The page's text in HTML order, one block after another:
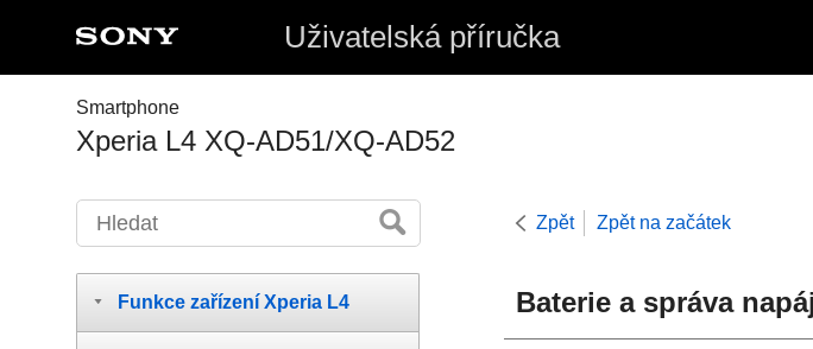
Uživatelská příručka
Smartphone
Xperia L4 XQ-AD51/XQ-AD52
Zpět Zpět na začátek
Baterie a správa
Funkce zařízení Xperia L4